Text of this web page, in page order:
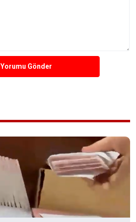
Yorumu Gönder